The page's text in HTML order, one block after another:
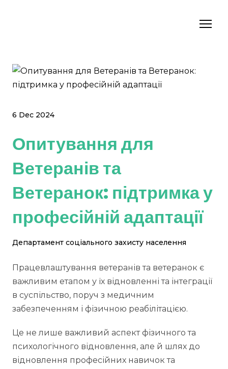
6 Dec 2024
Опитування для
Ветеранів та
Ветеранок: підтримка у
професійній адаптації
Департамент соціального захисту населення
Працевлаштування ветеранів та ветеранок є
важливим етапом у їх відновленні та інтеграції
в суспільство, поруч з медичним
забезпеченням і фізичною реабілітацією.
Це не лише важливий аспект фізичного та
психологічного відновлення, але й шлях до
відновлення професійних навичок та